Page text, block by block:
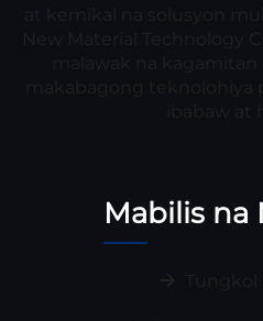
Mabilis na